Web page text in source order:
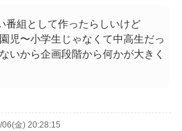
番組として作ったらしいけど
児〜小学生じゃなくて中高生だっ
いから企画段階から何かが大きく
金) 20:28:15